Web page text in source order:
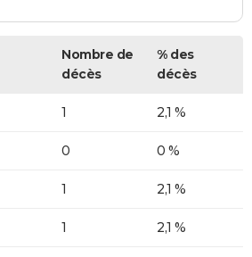
Nombre de
décès
% des
décès
1 2,1 %
0 0 %
1 2,1 %
1 2,1 %